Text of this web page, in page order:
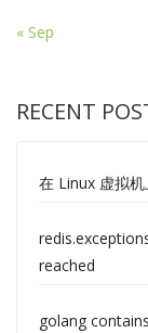
« Sep
RECENT
在 Linux 虚拟
reached
golang contains